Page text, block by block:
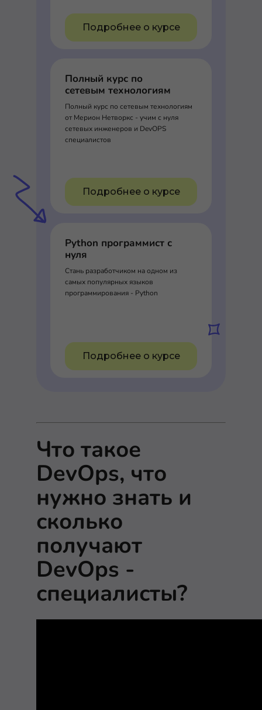
Подробнее о курсе
Полный курс по
сетевым технологиям
Полный курс по сетевым технологиям
от Мерион Нетворкс - учим с нуля
сетевых инженеров и DevOPS
специалистов
Подробнее о курсе
Python программист с
нуля
Стань разработчиком на одном из
самых популярных языков
программирования - Python
Подробнее о курсе
Что такое
DevOps, что
нужно знать и
сколько
получают
DevOps -
специалисты?